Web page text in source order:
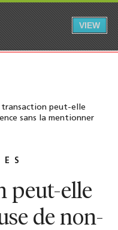
transaction peut-elle
sans la mentionner
peut-elle
de non-
VIEW